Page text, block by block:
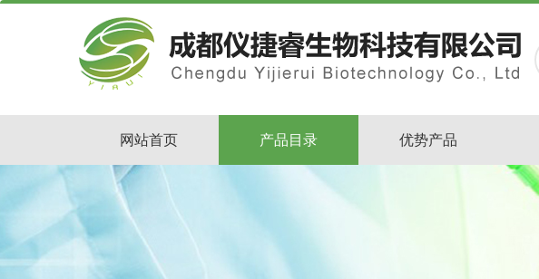
网站首页 产品目录 优势产品